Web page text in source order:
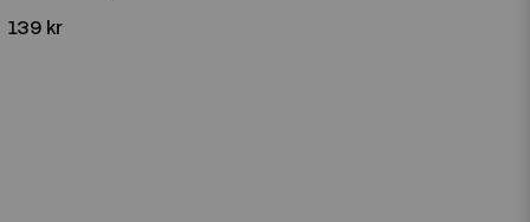
139 kr